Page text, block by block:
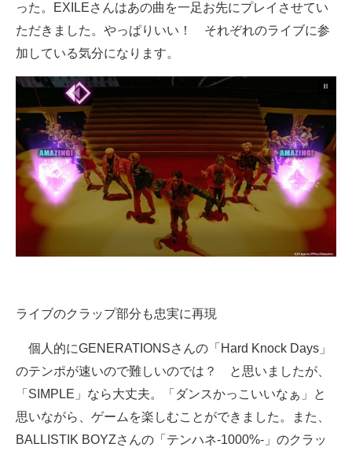
った。EXILEさんはあの曲を一足お先にプレイさせてい
ただきました。やっぱりいい！ それぞれのライブに参
加している気分になります。
ライブのクラップ部分も忠実に再現
個人的にGENERATIONSさんの「Hard Knock Days」
のテンポが速いので難しいのでは？ と思いましたが、
「SIMPLE」なら大丈夫。「ダンスかっこいいなぁ」と
思いながら、ゲームを楽しむことができました。また、
BALLISTIK BOYZさんの「テンハネ-1000%-」のクラッ